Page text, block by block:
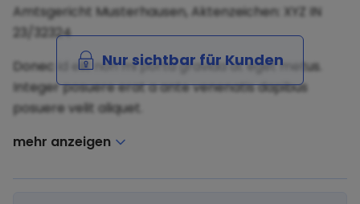
Amtsgericht Musterhausen, Aktenzeichen: XYZ IN
23/32324
Donec id elit non mi porta gravida at eget metus.
Integer posuere erat a ante venenatis dapibus
posuere velit aliquet.
Nur sichtbar für Kunden
mehr anzeigen